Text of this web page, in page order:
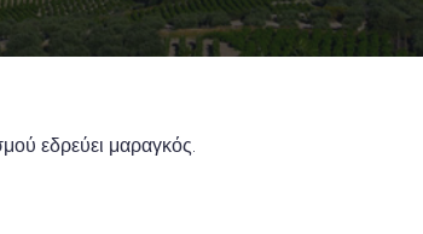
εδρεύει μαραγκός.